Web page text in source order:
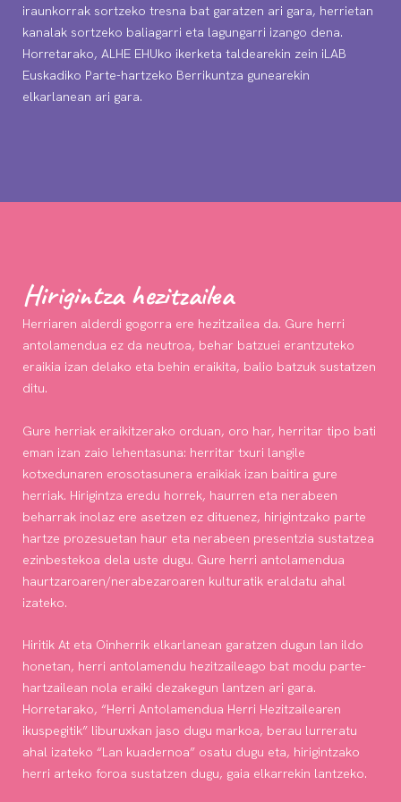
iraunkorrak sortzeko tresna bat garatzen ari gara, herrietan
kanalak sortzeko baliagarri eta lagungarri izango dena.
Horretarako, ALHE EHUko ikerketa taldearekin zein iLAB
Euskadiko Parte-hartzeko Berrikuntza gunearekin
elkarlanean ari gara.
Hirigintza hezitzailea
Herriaren alderdi gogorra ere hezitzailea da. Gure herri
antolamendua ez da neutroa, behar batzuei erantzuteko
eraikia izan delako eta behin eraikita, balio batzuk sustatzen
ditu.
Gure herriak eraikitzerako orduan, oro har, herritar tipo bati
eman izan zaio lehentasuna: herritar txuri langile
kotxedunaren erosotasunera eraikiak izan baitira gure
herriak. Hirigintza eredu horrek, haurren eta nerabeen
beharrak inolaz ere asetzen ez dituenez, hirigintzako parte
hartze prozesuetan haur eta nerabeen presentzia sustatzea
ezinbestekoa dela uste dugu. Gure herri antolamendua
haurtzaroaren/nerabezaroaren kulturatik eraldatu ahal
izateko.
Hiritik At eta Oinherrik elkarlanean garatzen dugun lan ildo
honetan, herri antolamendu hezitzaileago bat modu parte-
hartzailean nola eraiki dezakegun lantzen ari gara.
Horretarako, “Herri Antolamendua Herri Hezitzailearen
ikuspegitik” liburuxkan jaso dugu markoa, berau lurreratu
ahal izateko “Lan kuadernoa” osatu dugu eta, hirigintzako
herri arteko foroa sustatzen dugu, gaia elkarrekin lantzeko.